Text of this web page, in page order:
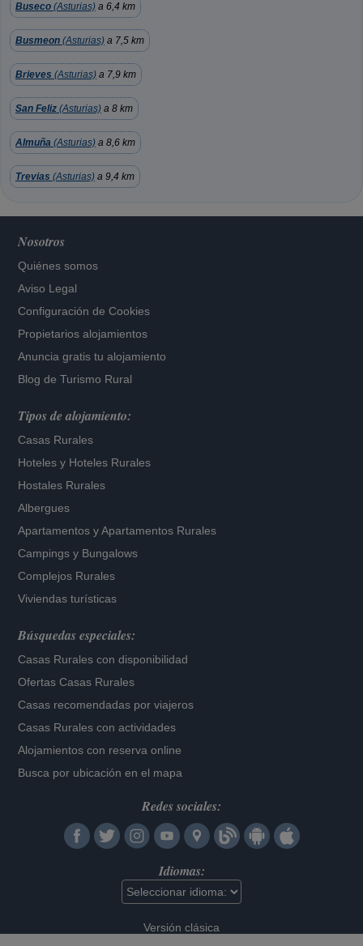
Buseco (Asturias) a 6,4 km
Busmeon (Asturias) a 7,5 km
Brieves (Asturias) a 7,9 km
San Feliz (Asturias) a 8 km
Almuña (Asturias) a 8,6 km
Trevias (Asturias) a 9,4 km
Nosotros
Quiénes somos
Aviso Legal
Configuración de Cookies
Propietarios alojamientos
Anuncia gratis tu alojamiento
Blog de Turismo Rural
Tipos de alojamiento:
Casas Rurales
Hoteles y Hoteles Rurales
Hostales Rurales
Albergues
Apartamentos yApartamentos Rurales
Campings y Bungalows
Complejos Rurales
Viviendas turísticas
Búsquedas especiales:
Casas Rurales con disponibilidad
Ofertas Casas Rurales
Casas recomendadas por viajeros
Casas Rurales con actividades
Alojamientos con reserva online
Busca por ubicación en el mapa
Redes sociales:
Idiomas:
Versión clásica